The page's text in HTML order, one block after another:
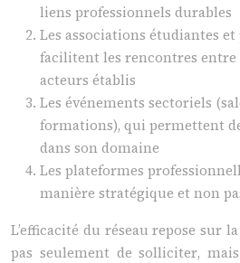
liens professionnels durables
Les associations étudiantes
facilitent les rencontres entre
acteurs établis
Les événements sectoriels
formations), qui permettent
dans son domaine
Les plateformes
manière stratégique et non
L’efficacité du réseau repose sur
pas seulement de solliciter,